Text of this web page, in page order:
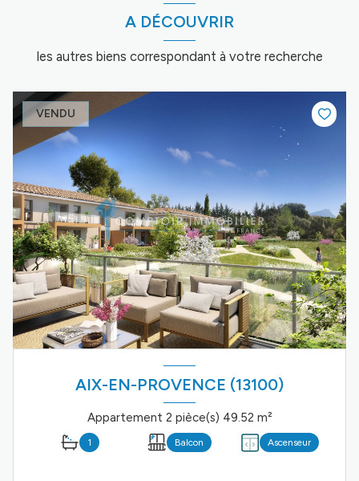
A DÉCOUVRIR
les autres biens correspondant à votre recherche
VENDU
AIX-EN-PROVENCE (13100)
Appartement 2 pièce(s) 49.52 m²
1 Balcon Ascenseur